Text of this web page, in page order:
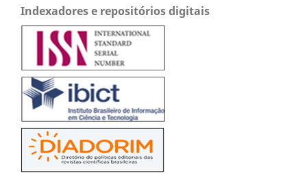
Indexadores e repositórios digitais